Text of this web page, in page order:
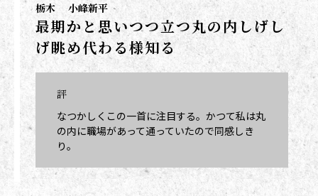
栃木 小峰新平
最期かと思いつつ立つ丸の内しげし
げ眺め代わる様知る
評
なつかしくこの一首に注目する。かつて私は丸
の内に職場があって通っていたので同感しき
り。